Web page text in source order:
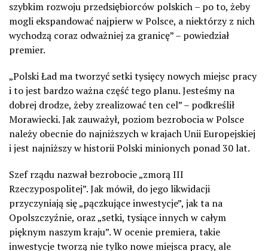
szybkim rozwoju przedsiębiorców polskich – po to, żeby
mogli ekspandować najpierw w Polsce, a niektórzy z nich
wychodzą coraz odważniej za granicę” – powiedział
premier.
„Polski Ład ma tworzyć setki tysięcy nowych miejsc pracy
i to jest bardzo ważna część tego planu. Jesteśmy na
dobrej drodze, żeby zrealizować ten cel” – podkreślił
Morawiecki. Jak zauważył, poziom bezrobocia w Polsce
należy obecnie do najniższych w krajach Unii Europejskiej
i jest najniższy w historii Polski minionych ponad 30 lat.
Szef rządu nazwał bezrobocie „zmorą III
Rzeczypospolitej”. Jak mówił, do jego likwidacji
przyczyniają się „pączkujące inwestycje”, jak ta na
Opolszczyźnie, oraz „setki, tysiące innych w całym
pięknym naszym kraju”. W ocenie premiera, takie
inwestycje tworzą nie tylko nowe miejsca pracy, ale